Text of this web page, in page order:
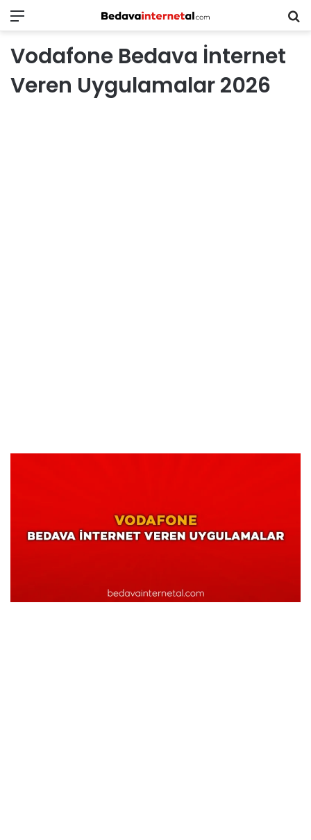
Menü
Vodafone Bedava İnternet
Veren Uygulamalar 2026